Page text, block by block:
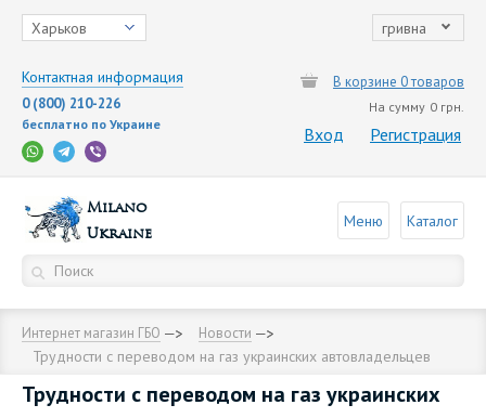
Харьков гривна
Контактная информация
0 (800) 210-226
бесплатно по Украине
В корзине 0 товаров
На сумму 0 грн.
Вход Регистрация
Milano
Ukraine
Меню Каталог
Интернет магазин ГБО Новости
Трудности с переводом на газ украинских автовладельцев
Трудности с переводом на газ украинских